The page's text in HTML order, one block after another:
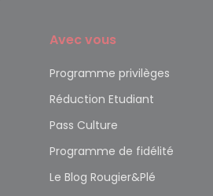
Avec vous
Programme privilèges
Réduction Etudiant
Pass Culture
Programme de fidélité
Le Blog Rougier&Plé